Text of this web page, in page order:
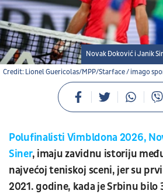
Credit: Lionel Guericolas/MPP/Starface / imago
Novak Đoković i Janik
Polufinalisti Vimbldona 2026,
Siner, imaju zavidnu istoriju
najvećoj teniskoj sceni, jer su
2021. godine, kada je Srbinu bilo